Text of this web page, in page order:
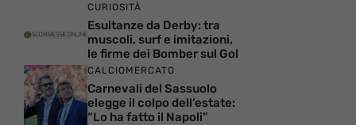
CURIOSITÀ
Esultanze da Derby: tra
muscoli, surf e imitazioni,
le firme dei Bomber sul Gol
CALCIOMERCATO
Carnevali del Sassuolo
elegge il colpo dell’estate:
“Lo ha fatto il Napoli”